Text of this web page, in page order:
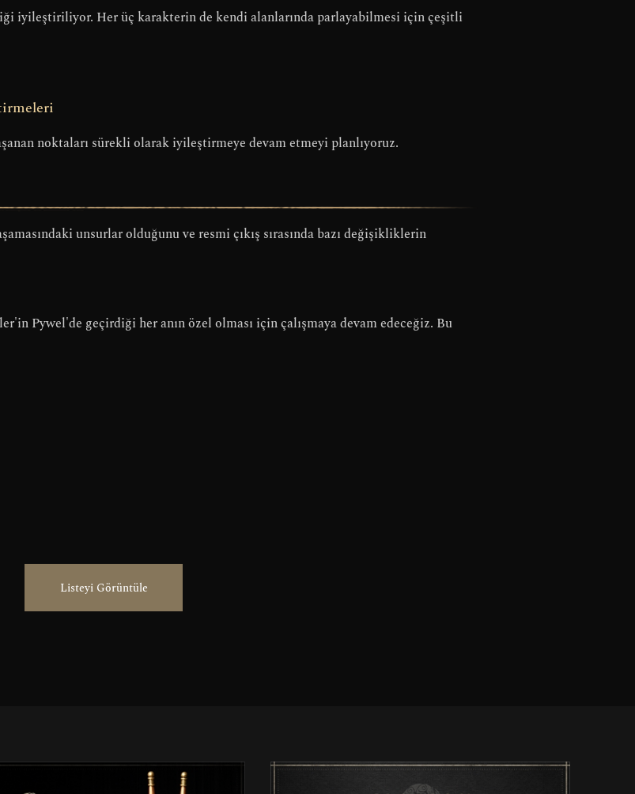
iyileştiriliyor. Her üç karakterin de kendi alanlarında parlayabilmesi için çeşitli
noktaları sürekli olarak iyileştirmeye devam etmeyi planlıyoruz.
unsurlar olduğunu ve resmi çıkış sırasında bazı değişikliklerin
Pywel'de geçirdiği her anın özel olması için çalışmaya devam edeceğiz. Bu
Listeyi Görüntüle